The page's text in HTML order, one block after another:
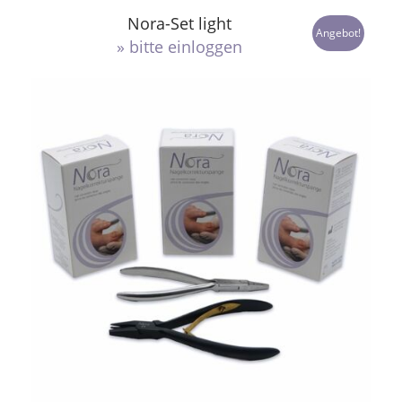
Nora-Set light
» bitte einloggen
Angebot!